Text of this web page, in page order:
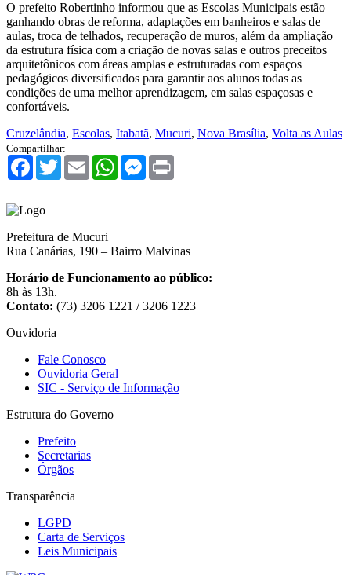
O prefeito Robertinho informou que as Escolas Municipais estão
ganhando obras de reforma, adaptações em banheiros e salas de
aulas, troca de telhados, recuperação de muros, além da ampliação
da estrutura física com a criação de novas salas e outros preceitos
arquitetônicos com áreas amplas e estruturadas com espaços
pedagógicos diversificados para garantir aos alunos todas as
condições de uma melhor aprendizagem, em salas espaçosas e
confortáveis.
Cruzelândia, Escolas, Itabatã, Mucuri, Nova Brasília, Volta as Aulas
Compartilhar:
Facebook
TwitterEmail WhatsAppMessenger
Prefeitura de Mucuri
Rua Canárias, 190 – Bairro Malvinas
Horário de Funcionamento ao público:
8h às 13h.
Contato: (73) 3206 1221 / 3206 1223
Ouvidoria
Fale Conosco
Ouvidoria Geral
SIC - Serviço de Informação
Estrutura do Governo
Prefeito
Secretarias
Órgãos
Transparência
LGPD
Carta de Serviços
Leis Municipais